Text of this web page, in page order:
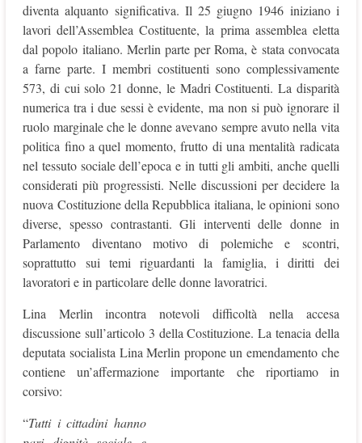
diventa alquanto significativa. Il 25 giugno 1946 iniziano i
lavori dell’Assemblea Costituente, la prima assemblea eletta
dal popolo italiano. Merlin parte per Roma, è stata convocata
a farne parte. I membri costituenti sono complessivamente
573, di cui solo 21 donne, le Madri Costituenti. La disparità
numerica tra i due sessi è evidente, ma non si può ignorare il
ruolo marginale che le donne avevano sempre avuto nella vita
politica fino a quel momento, frutto di una mentalità radicata
nel tessuto sociale dell’epoca e in tutti gli ambiti, anche quelli
considerati più progressisti. Nelle discussioni per decidere la
nuova Costituzione della Repubblica italiana, le opinioni sono
diverse, spesso contrastanti. Gli interventi delle donne in
Parlamento diventano motivo di polemiche e scontri,
soprattutto sui temi riguardanti la famiglia, i diritti dei
lavoratori e in particolare delle donne lavoratrici.
Lina Merlin incontra notevoli difficoltà nella accesa
discussione sull’articolo 3 della Costituzione. La tenacia della
deputata socialista Lina Merlin propone un emendamento che
contiene un’affermazione importante che riportiamo in
corsivo:
“Tutti i cittadini hanno